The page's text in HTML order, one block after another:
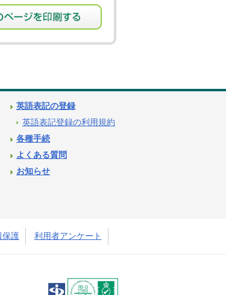
英語表記の登録
英語表記登録の利用規約
各種手続
よくある質問
お知らせ
保護 利用者アンケート